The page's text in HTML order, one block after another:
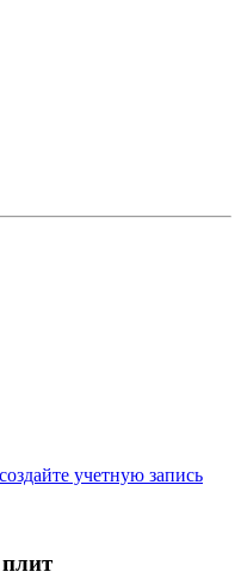
создайте учетную запись